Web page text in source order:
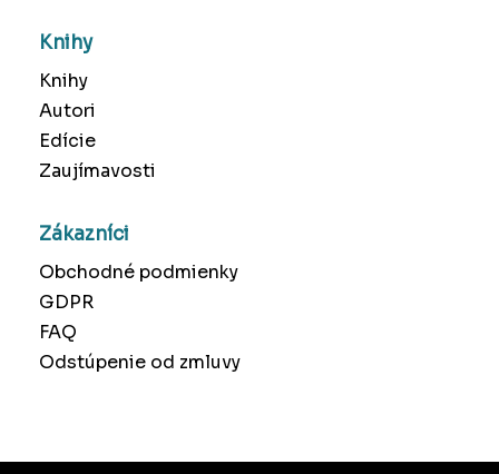
Knihy
Knihy
Autori
Edície
Zaujímavosti
Zákazníci
Obchodné podmienky
GDPR
FAQ
Odstúpenie od zmluvy